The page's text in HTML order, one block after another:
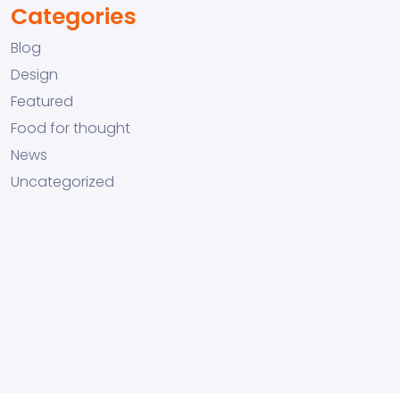
Categories
Blog
Design
Featured
Food for thought
News
Uncategorized